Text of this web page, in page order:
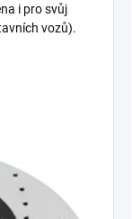
i pro svůj
vozů).